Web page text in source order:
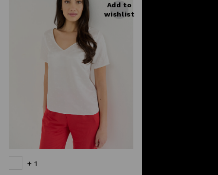
Add to
wishlist
+ 1